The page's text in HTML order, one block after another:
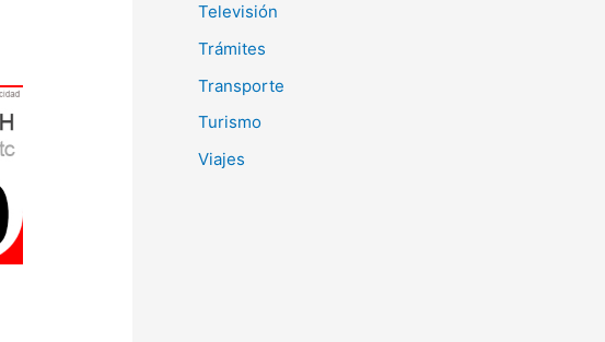
Televisión
Trámites
Transporte
Turismo
Viajes